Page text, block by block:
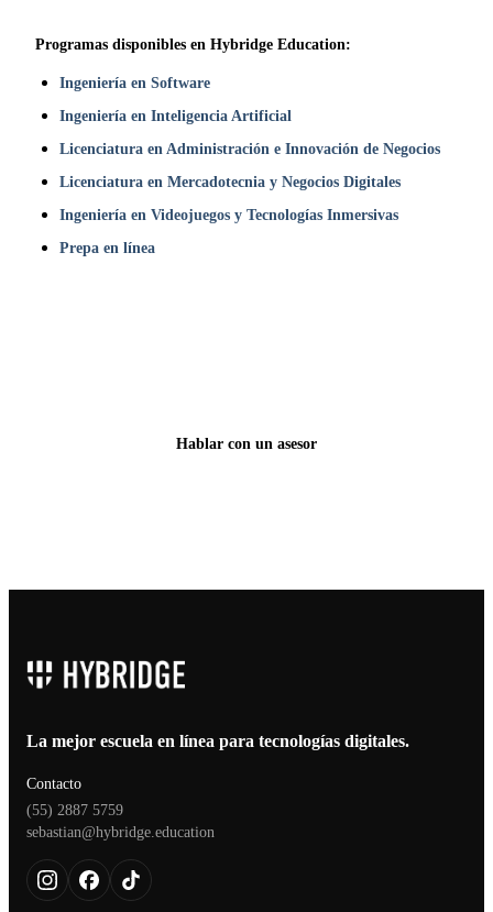
Programas disponibles en Hybridge Education:
Ingeniería en Software
Ingeniería en Inteligencia Artificial
Licenciatura en Administración e Innovación de Negocios
Licenciatura en Mercadotecnia y Negocios Digitales
Ingeniería en Videojuegos y Tecnologías Inmersivas
Prepa en línea
Hablar con un asesor
La mejor escuela en línea para tecnologías digitales.
Contacto
(55) 2887 5759
sebastian@hybridge.education